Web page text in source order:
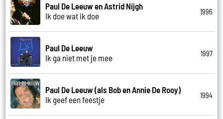
Paul De Leeuw en Astrid Nijgh
Ik doe wat ik doe
1996
Paul De Leeuw
Ik ga niet met je mee
1997
Paul De Leeuw (als Bob en Annie De Rooy)
Ik geef een feestje
1994